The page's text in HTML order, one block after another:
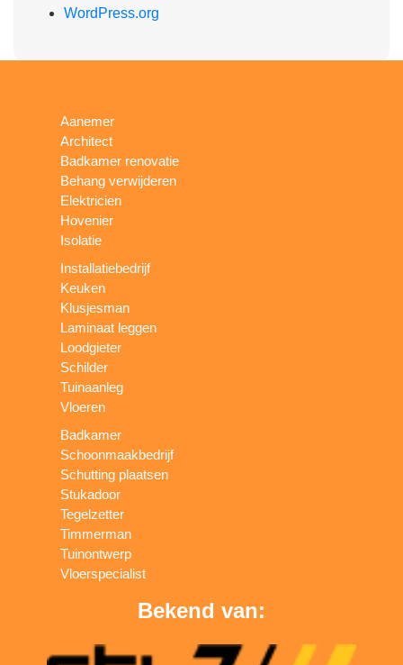
WordPress.org
Aanemer
Architect
Badkamer renovatie
Behang verwijderen
Elektricien
Hovenier
Isolatie
Installatiebedrijf
Keuken
Klusjesman
Laminaat leggen
Loodgieter
Schilder
Tuinaanleg
Vloeren
Badkamer
Schoonmaakbedrijf
Schutting plaatsen
Stukadoor
Tegelzetter
Timmerman
Tuinontwerp
Vloerspecialist
Bekend van: